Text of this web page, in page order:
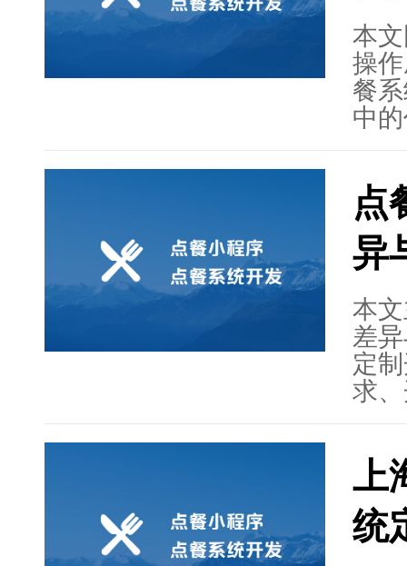
随
更
价
本
操
餐
中
成
观
操
虑
队
议
时
的
点
异
本
差
定
求
性
络
以
上
统